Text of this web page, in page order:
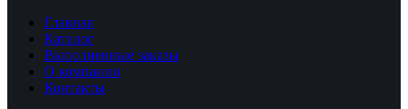
не
найденоГлавная
Каталог
Выполненные заказы
О компании
Контакты